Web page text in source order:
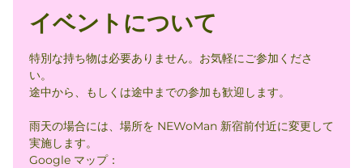
イベントについて
特別な持ち物は必要ありません。お気軽にご参加くださ
い。
途中から、もしくは途中までの参加も歓迎します。
雨天の場合には、場所を NEWoMan 新宿前付近に変更して
実施します。
Google マップ：